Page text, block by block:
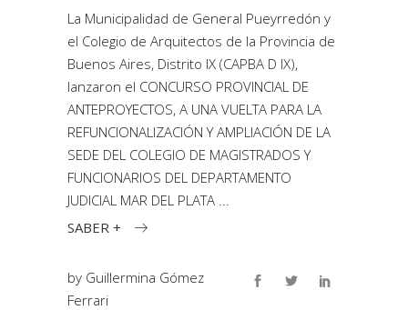
La Municipalidad de General Pueyrredón y
el Colegio de Arquitectos de la Provincia de
Buenos Aires, Distrito IX (CAPBA D IX),
lanzaron el CONCURSO PROVINCIAL DE
ANTEPROYECTOS, A UNA VUELTA PARA LA
REFUNCIONALIZACIÓN Y AMPLIACIÓN DE LA
SEDE DEL COLEGIO DE MAGISTRADOS Y
FUNCIONARIOS DEL DEPARTAMENTO
JUDICIAL MAR DEL PLATA
SABER +
by Guillermina Gómez
Ferrari